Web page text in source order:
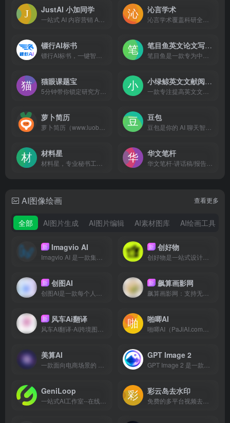
JustAI 小加同学 沁言学术
镖行AI标书 笔目鱼英文论文写作器
猫眼课题宝 小绿鲸英文文献阅读器
萝卜简历 豆包
材料星 华文笔杆
AI图像绘画
全部 AI图片生成 AI图片编辑 AI素材图库 AI绘画工具
查看更多
新 Imagvio AI 新 创好物
新 创图AI 新 飙算画影网
新 风车Ai翻译 啪唧AI
美算AI GPT Image 2
GeniLoop 彩云岛去水印